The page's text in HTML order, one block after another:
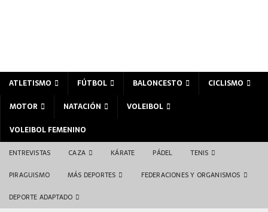
ATLETISMO FÚTBOL BALONCESTO
CICLISMO
MOTOR
NATACIÓN
VOLEIBOL
VOLEIBOL FEMENINO
ENTREVISTAS CAZA KÁRATE PÁDEL TENIS
PIRAGUISMO MÁS DEPORTES FEDERACIONES Y ORGANISMOS
DEPORTE ADAPTADO